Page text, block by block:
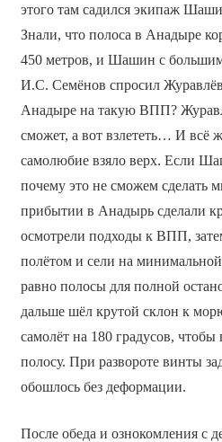
этого там садился экипаж
Знали, что полоса в Анадыре
450 метров, и Шашин с большим
И.С. Семёнов спросил
Анадыре на такую ВПП?
сможет, а вот взлететь… И всё
самолюбие взяло верх. Если
почему это не сможем сделать
прибытии в Анадырь сделали
осмотрели подходы к ВПП,
полётом и сели на
равно полосы для полной
дальше шёл крутой склон к
самолёт на 180 градусов, чтобы
полосу. При развороте винты
обошлось без деформации.
После обеда и ознокомления с